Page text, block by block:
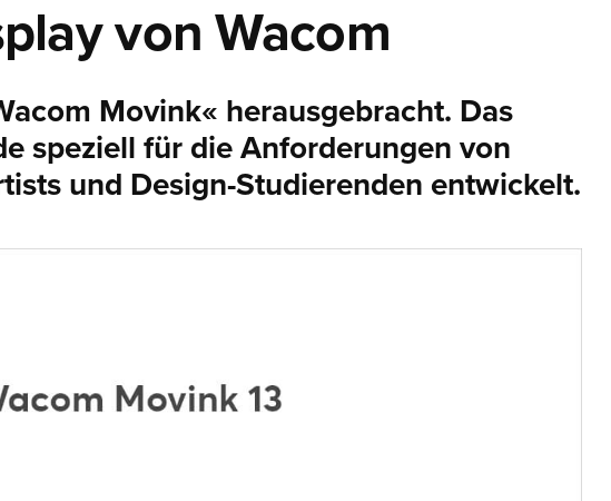
von Wacom
Movink« herausgebracht. Das
speziell für die Anforderungen von
und Design-Studierenden entwickelt.